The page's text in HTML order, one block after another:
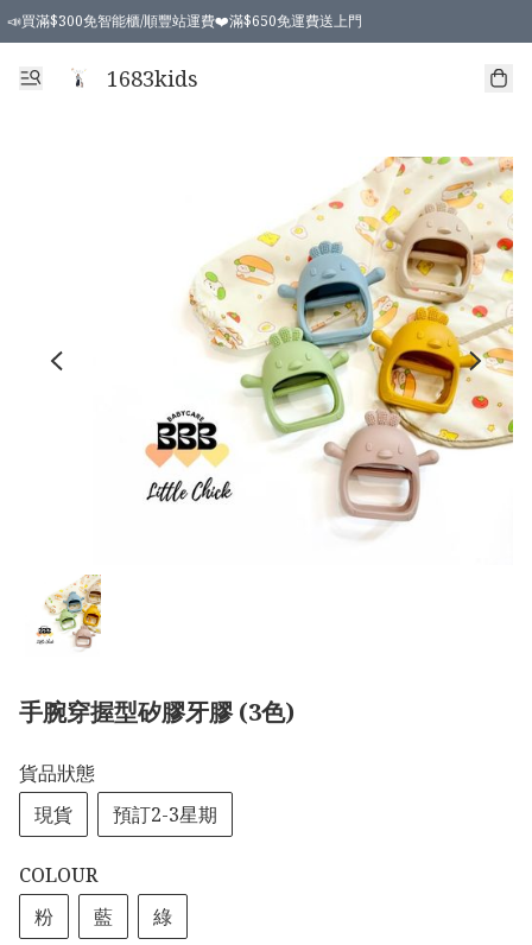
📣買滿$300免智能櫃/順豐站運費❤️滿$650免運費送上門
📣買滿$300免智能櫃/順豐站運費❤️滿$650免運費送上門
1683kids
手腕穿握型矽膠牙膠 (3色)
貨品狀態
現貨
預訂2-3星期
COLOUR
粉
藍 綠